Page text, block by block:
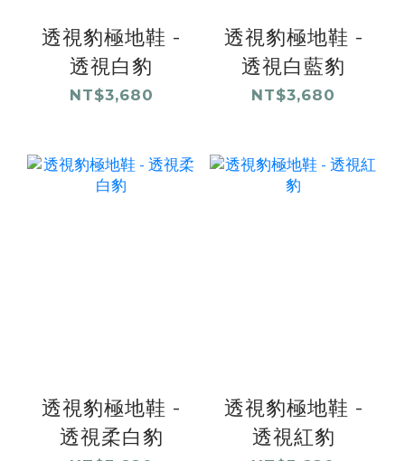
透視豹極地鞋 -
透視白豹
NT$3,680
透視豹極地鞋 -
透視白藍豹
NT$3,680
透視豹極地鞋 -
透視柔白豹
透視豹極地鞋 -
透視紅豹